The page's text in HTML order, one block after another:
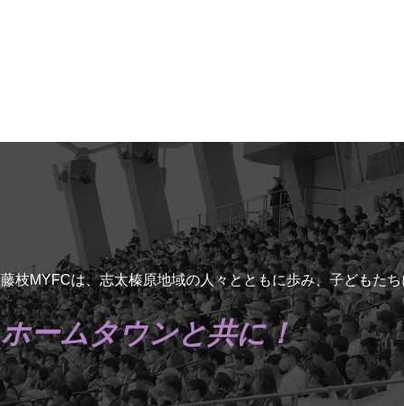
藤枝MYFCは、志太榛原地域の人々とともに歩み、子どもた
ホームタウンと共に！